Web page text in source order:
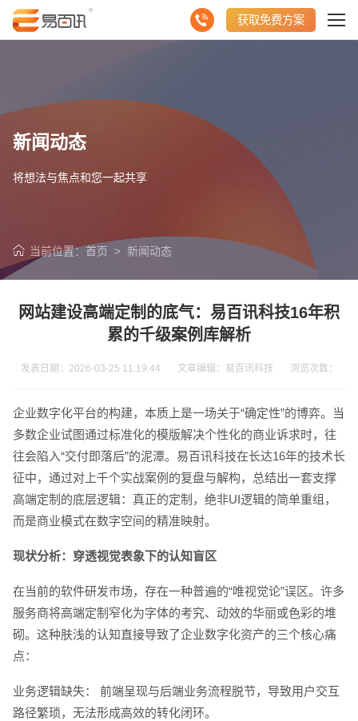
获取免费方案
新闻动态
将想法与焦点和您一起共享
当前位置： 首页 > 新闻动态
网站建设高端定制的底气：易百讯科技16年积
累的千级案例库解析
发表日期：2026-03-25 11:19:44 文章编辑：易百讯科技 浏览次数：
企业数字化平台的构建，本质上是一场关于“确定性”的博弈。当
多数企业试图通过标准化的模版解决个性化的商业诉求时，往
往会陷入“交付即落后”的泥潭。易百讯科技在长达16年的技术长
征中，通过对上千个实战案例的复盘与解构，总结出一套支撑
高端定制的底层逻辑：真正的定制，绝非UI逻辑的简单重组，
而是商业模式在数字空间的精准映射。
现状分析：穿透视觉表象下的认知盲区
在当前的软件研发市场，存在一种普遍的“唯视觉论”误区。许多
服务商将高端定制窄化为字体的考究、动效的华丽或色彩的堆
砌。这种肤浅的认知直接导致了企业数字化资产的三个核心痛
点：
业务逻辑缺失： 前端呈现与后端业务流程脱节，导致用户交互
路径繁琐，无法形成高效的转化闭环。
请输入您的公司名称